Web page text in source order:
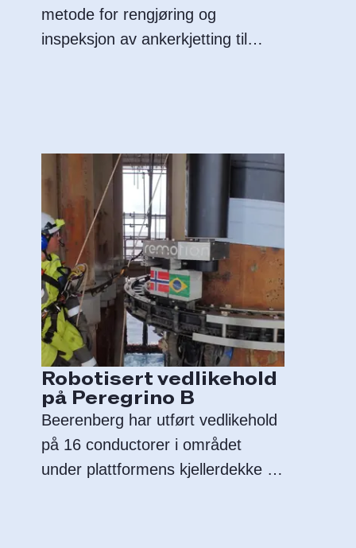
metode for rengjøring og
inspeksjon av ankerkjetting til
Robotisert vedlikehold
på Peregrino B
Beerenberg har utført vedlikehold
på 16 conductorer i området
under plattformens kjellerdekke på